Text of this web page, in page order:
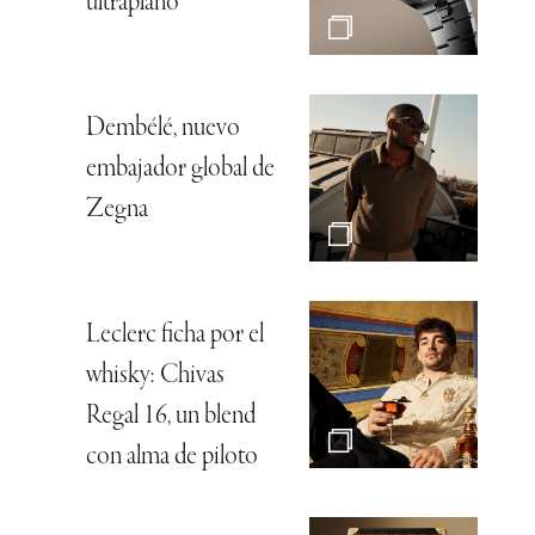
Dembélé, nuevo
embajador global de
Zegna
Leclerc ficha por el
whisky: Chivas
Regal 16, un blend
con alma de piloto